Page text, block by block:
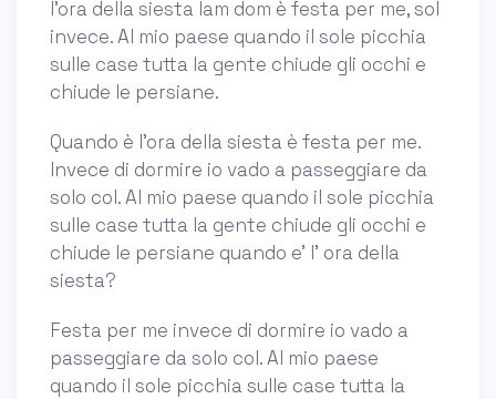
l'ora della siesta lam dom è festa per me, sol
invece. Al mio paese quando il sole picchia
sulle case tutta la gente chiude gli occhi e
chiude le persiane.
Quando è l'ora della siesta è festa per me.
Invece di dormire io vado a passeggiare da
solo col. Al mio paese quando il sole picchia
sulle case tutta la gente chiude gli occhi e
chiude le persiane quando e’ l’ ora della
siesta?
Festa per me invece di dormire io vado a
passeggiare da solo col. Al mio paese
quando il sole picchia sulle case tutta la